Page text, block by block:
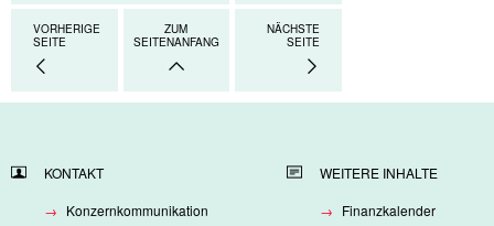
VORHERIGE
SEITE
ZUM
SEITENANFANG
NÄCHSTE
SEITE
KONTAKT
Konzernkommunikation
WEITERE INHALTE
Finanzkalender